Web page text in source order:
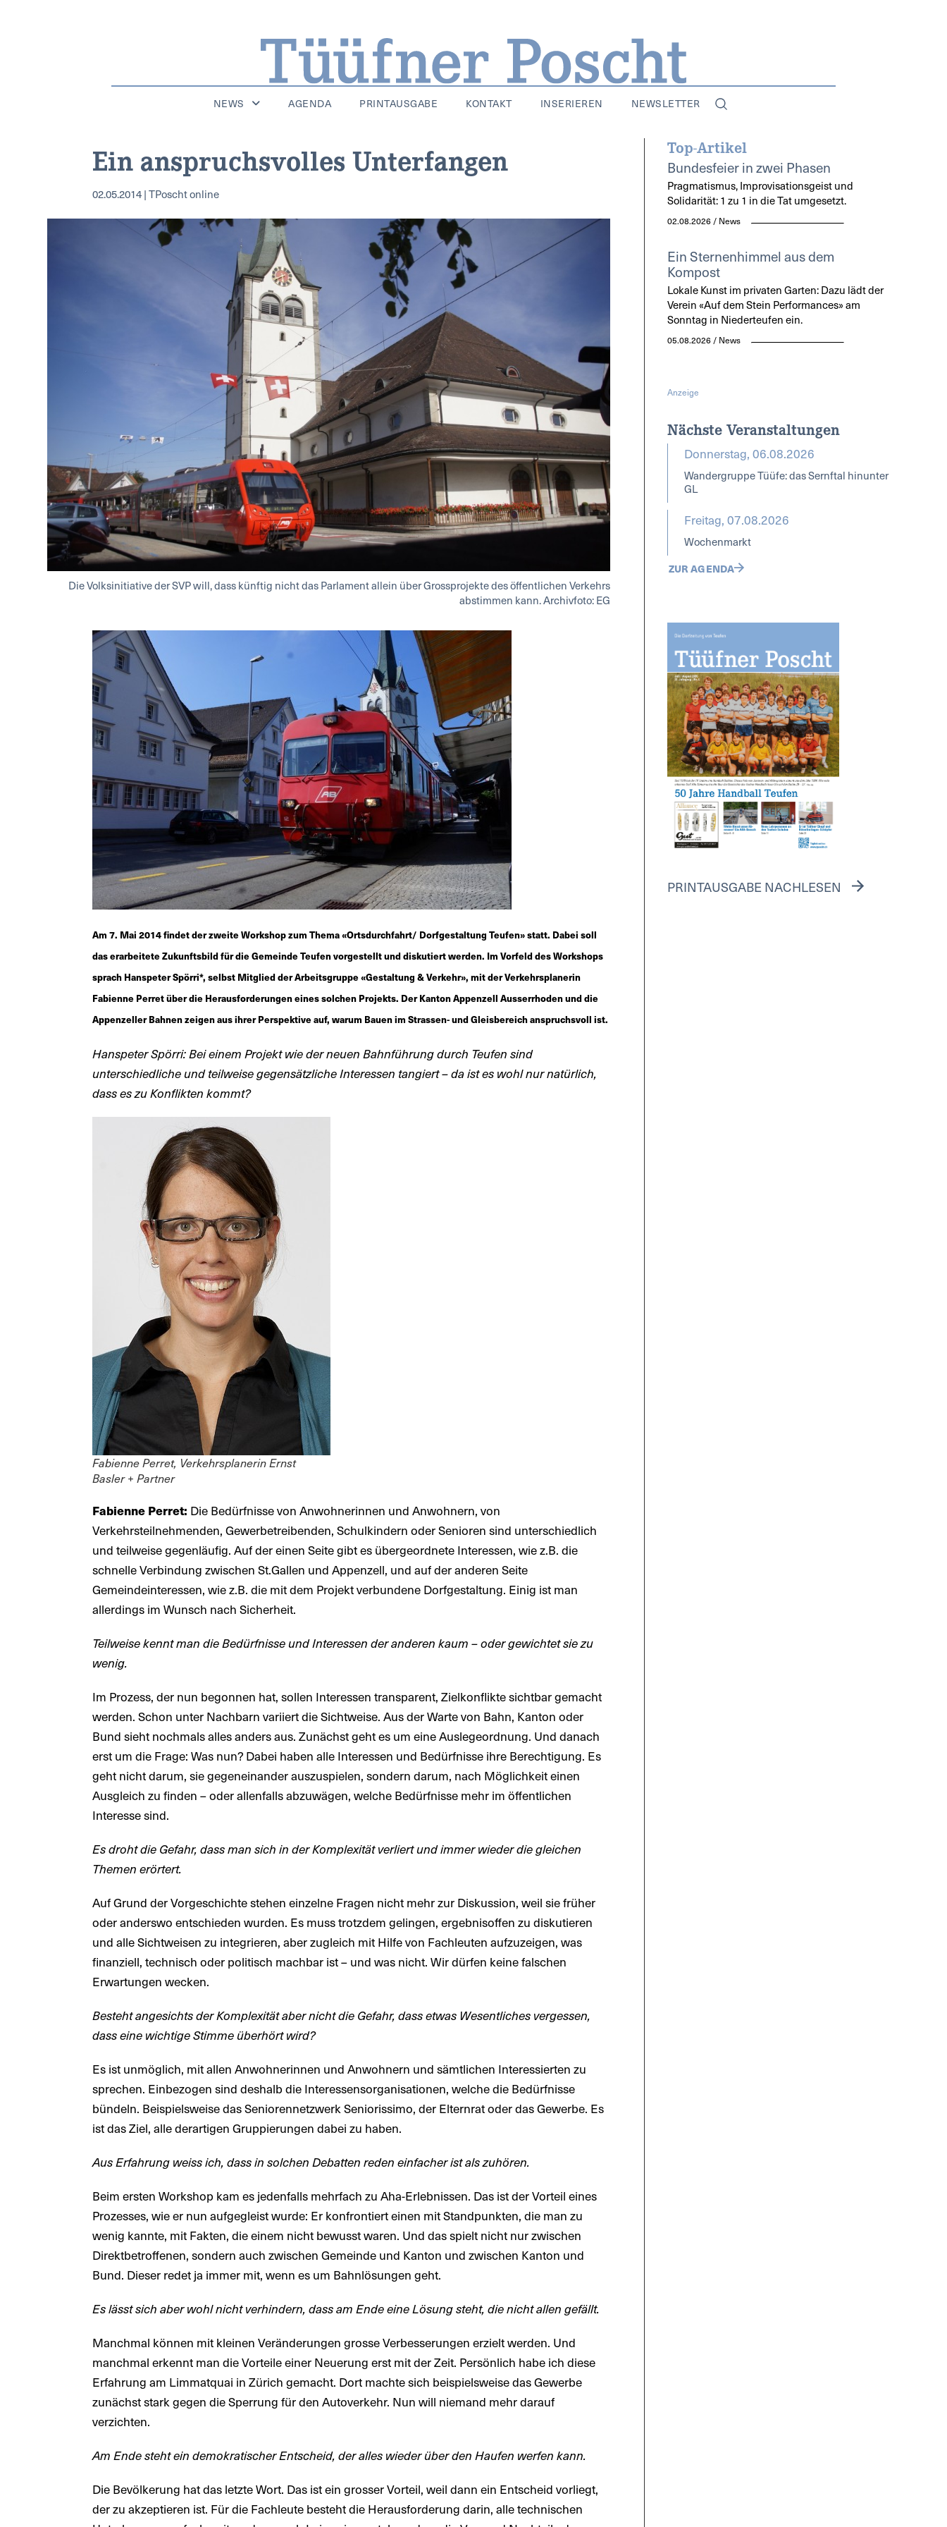
NEWS AGENDA PRINTAUSGABE KONTAKT INSERIEREN NEWSLETTER
Ein anspruchsvolles Unterfangen
02.05.2014 | TPoscht online
Die Volksinitiative der SVP will, dass künftig nicht das Parlament allein über Grossprojekte des öffentlichen Verkehrs
abstimmen kann. Archivfoto: EG
Am 7. Mai 2014 findet der zweite Workshop zum Thema «Ortsdurchfahrt/ Dorfgestaltung Teufen» statt. Dabei soll
das erarbeitete Zukunftsbild für die Gemeinde Teufen vorgestellt und diskutiert werden. Im Vorfeld des Workshops
sprach Hanspeter Spörri*, selbst Mitglied der Arbeitsgruppe «Gestaltung & Verkehr», mit der Verkehrsplanerin
Fabienne Perret über die Herausforderungen eines solchen Projekts. Der Kanton Appenzell Ausserrhoden und die
Appenzeller Bahnen zeigen aus ihrer Perspektive auf, warum Bauen im Strassen- und Gleisbereich anspruchsvoll ist.
Hanspeter Spörri: Bei einem Projekt wie der neuen Bahnführung durch Teufen sind
unterschiedliche und teilweise gegensätzliche Interessen tangiert – da ist es wohl nur natürlich,
dass es zu Konflikten kommt?
Fabienne Perret, Verkehrsplanerin Ernst
Basler + Partner
Fabienne Perret: Die Bedürfnisse von Anwohnerinnen und Anwohnern, von
Verkehrsteilnehmenden, Gewerbetreibenden, Schulkindern oder Senioren sind unterschiedlich
und teilweise gegenläufig. Auf der einen Seite gibt es übergeordnete Interessen, wie z.B. die
schnelle Verbindung zwischen St.Gallen und Appenzell, und auf der anderen Seite
Gemeindeinteressen, wie z.B. die mit dem Projekt verbundene Dorfgestaltung. Einig ist man
allerdings im Wunsch nach Sicherheit.
Teilweise kennt man die Bedürfnisse und Interessen der anderen kaum – oder gewichtet sie zu
wenig.
Im Prozess, der nun begonnen hat, sollen Interessen transparent, Zielkonflikte sichtbar gemacht
werden. Schon unter Nachbarn variiert die Sichtweise. Aus der Warte von Bahn, Kanton oder
Bund sieht nochmals alles anders aus. Zunächst geht es um eine Auslegeordnung. Und danach
erst um die Frage: Was nun? Dabei haben alle Interessen und Bedürfnisse ihre Berechtigung. Es
geht nicht darum, sie gegeneinander auszuspielen, sondern darum, nach Möglichkeit einen
Ausgleich zu finden – oder allenfalls abzuwägen, welche Bedürfnisse mehr im öffentlichen
Interesse sind.
Es droht die Gefahr, dass man sich in der Komplexität verliert und immer wieder die gleichen
Themen erörtert.
Auf Grund der Vorgeschichte stehen einzelne Fragen nicht mehr zur Diskussion, weil sie früher
oder anderswo entschieden wurden. Es muss trotzdem gelingen, ergebnisoffen zu diskutieren
und alle Sichtweisen zu integrieren, aber zugleich mit Hilfe von Fachleuten aufzuzeigen, was
finanziell, technisch oder politisch machbar ist – und was nicht. Wir dürfen keine falschen
Erwartungen wecken.
Besteht angesichts der Komplexität aber nicht die Gefahr, dass etwas Wesentliches vergessen,
dass eine wichtige Stimme überhört wird?
Es ist unmöglich, mit allen Anwohnerinnen und Anwohnern und sämtlichen Interessierten zu
sprechen. Einbezogen sind deshalb die Interessensorganisationen, welche die Bedürfnisse
bündeln. Beispielsweise das Seniorennetzwerk Seniorissimo, der Elternrat oder das Gewerbe. Es
ist das Ziel, alle derartigen Gruppierungen dabei zu haben.
Aus Erfahrung weiss ich, dass in solchen Debatten reden einfacher ist als zuhören.
Beim ersten Workshop kam es jedenfalls mehrfach zu Aha-Erlebnissen. Das ist der Vorteil eines
Prozesses, wie er nun aufgegleist wurde: Er konfrontiert einen mit Standpunkten, die man zu
wenig kannte, mit Fakten, die einem nicht bewusst waren. Und das spielt nicht nur zwischen
Direktbetroffenen, sondern auch zwischen Gemeinde und Kanton und zwischen Kanton und
Bund. Dieser redet ja immer mit, wenn es um Bahnlösungen geht.
Es lässt sich aber wohl nicht verhindern, dass am Ende eine Lösung steht, die nicht allen gefällt.
Manchmal können mit kleinen Veränderungen grosse Verbesserungen erzielt werden. Und
manchmal erkennt man die Vorteile einer Neuerung erst mit der Zeit. Persönlich habe ich diese
Erfahrung am Limmatquai in Zürich gemacht. Dort machte sich beispielsweise das Gewerbe
zunächst stark gegen die Sperrung für den Autoverkehr. Nun will niemand mehr darauf
verzichten.
Am Ende steht ein demokratischer Entscheid, der alles wieder über den Haufen werfen kann.
Die Bevölkerung hat das letzte Wort. Das ist ein grosser Vorteil, weil dann ein Entscheid vorliegt,
der zu akzeptieren ist. Für die Fachleute besteht die Herausforderung darin, alle technischen
Top-Artikel
Bundesfeier in zwei Phasen
Pragmatismus, Improvisationsgeist und
Solidarität: 1 zu 1 in die Tat umgesetzt.
02.08.2026 / News
Ein Sternenhimmel aus dem
Kompost
Lokale Kunst im privaten Garten: Dazu lädt der
Verein «Auf dem Stein Performances» am
Sonntag in Niederteufen ein.
05.08.2026 / News
Anzeige
Nächste Veranstaltungen
Donnerstag, 06.08.2026
Wandergruppe Tüüfe: das Sernftal hinunter
GL
Freitag, 07.08.2026
Wochenmarkt
ZUR AGENDA
PRINTAUSGABE NACHLESEN